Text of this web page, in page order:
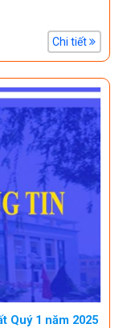
Chi tiết
Quý 1 năm 2025